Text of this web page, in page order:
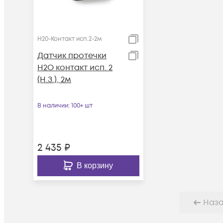
H20-Контакт исп.2-2м
Датчик протечки
H2О контакт исп. 2
(Н.З.), 2м
В наличии: 100+ шт
2 435 ₽
В корзину